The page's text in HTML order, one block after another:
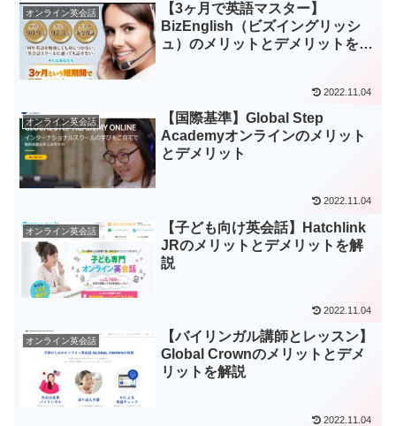
オンライン英会話
【3ヶ月で英語マスター】
BizEnglish（ビズイングリッシ
ュ）のメリットとデメリットを解
2022.11.04
オンライン英会話
【国際基準】Global Step
Academyオンラインのメリット
とデメリット
2022.11.04
オンライン英会話
【子ども向け英会話】Hatchlink
JRのメリットとデメリットを解
説
2022.11.04
オンライン英会話
【バイリンガル講師とレッスン】
Global Crownのメリットとデメ
リットを解説
2022.11.04